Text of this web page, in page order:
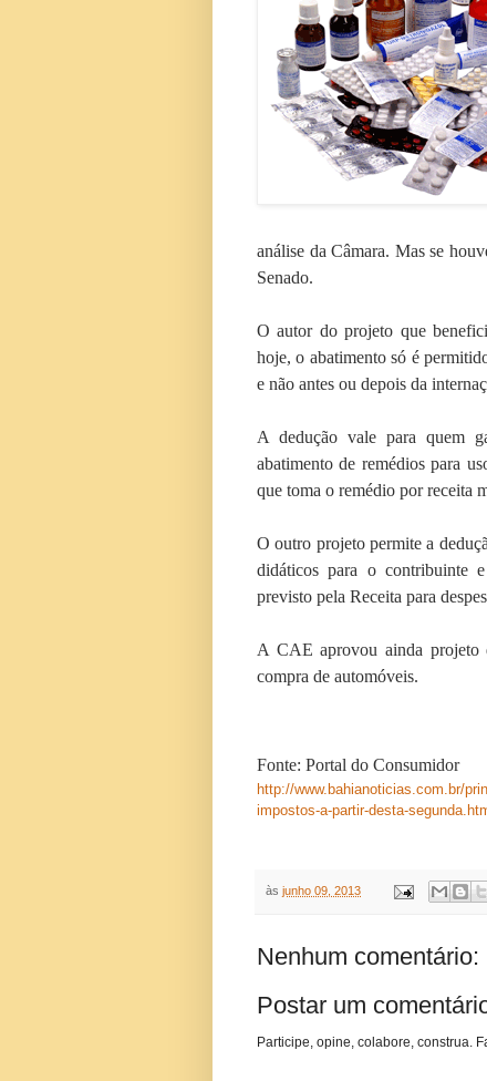
análise da Câmara. Mas se
Senado.
O autor do projeto que
hoje, o abatimento só é
e não antes ou depois da
A dedução vale para quem
abatimento de remédios para
que toma o remédio por receita
O outro projeto permite a
didáticos para o contribuinte
previsto pela Receita para
A CAE aprovou ainda projeto
compra de automóveis.
Fonte: Portal do Consumidor
http://www.bahianoticias.com.br/
impostos-a-partir-desta-
às junho 09, 2013
Nenhum comentário:
Postar um
Participe, opine, colabore, construa.